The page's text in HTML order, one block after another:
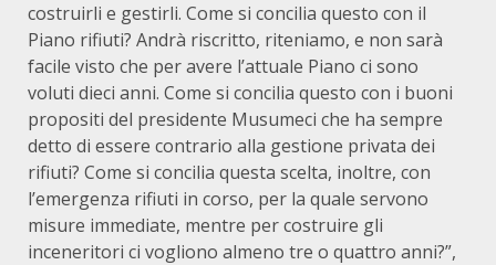
costruirli e gestirli. Come si concilia questo con il
Piano rifiuti? Andrà riscritto, riteniamo, e non sarà
facile visto che per avere l’attuale Piano ci sono
voluti dieci anni. Come si concilia questo con i buoni
propositi del presidente Musumeci che ha sempre
detto di essere contrario alla gestione privata dei
rifiuti? Come si concilia questa scelta, inoltre, con
l’emergenza rifiuti in corso, per la quale servono
misure immediate, mentre per costruire gli
inceneritori ci vogliono almeno tre o quattro anni?”,